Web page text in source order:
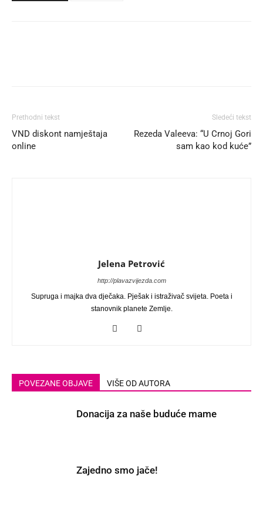
Prethodni tekst
VND diskont namještaja
online
Sledeći tekst
Rezeda Valeeva: “U Crnoj Gori
sam kao kod kuće”
Jelena Petrović
http://plavazvijezda.com
Supruga i majka dva dječaka. Pješak i istraživač svijeta. Poeta i
stanovnik planete Zemlje.
POVEZANE OBJAVE VIŠE OD AUTORA
Donacija za naše buduće mame
Zajedno smo jače!